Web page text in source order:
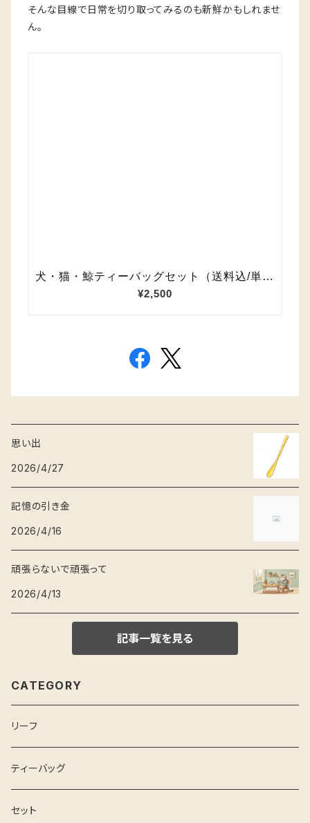
そんな目線で日常を切り取ってみるのも新鮮かもしれませ
ん。
思い出
2026/4/27
記憶の引き金
2026/4/16
頑張らないで頑張って
2026/4/13
記事一覧を見る
CATEGORY
リーフ
ティーバッグ
セット